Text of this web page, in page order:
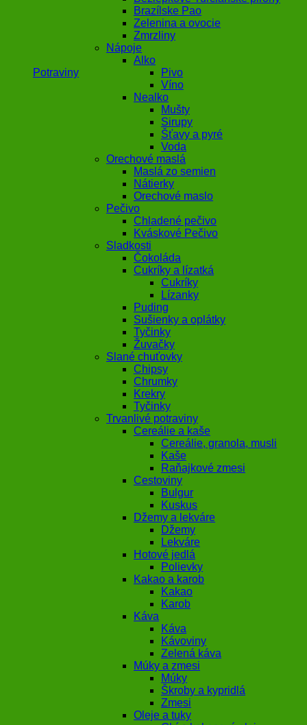
Potraviny
Brazílske Pao
Zelenina a ovocie
Zmrzliny
Nápoje
Alko
Pivo
Víno
Nealko
Mušty
Sirupy
Šťavy a pyré
Voda
Orechové maslá
Maslá zo semien
Nátierky
Orechové maslo
Pečivo
Chladené pečivo
Kváskové Pečivo
Sladkosti
Čokoláda
Cukríky a lízatká
Cukríky
Lízanky
Puding
Sušienky a oplátky
Tyčinky
Žuvačky
Slané chuťovky
Chipsy
Chrumky
Krekry
Tyčinky
Trvanlivé potraviny
Cereálie a kaše
Cereálie, granola, musli
Kaše
Raňajkové zmesi
Cestoviny
Bulgur
Kuskus
Džemy a lekváre
Džemy
Lekváre
Hotové jedlá
Polievky
Kakao a karob
Kakao
Karob
Káva
Káva
Kávoviny
Zelená káva
Múky a zmesi
Múky
Škroby a kypridlá
Zmesi
Oleje a tuky